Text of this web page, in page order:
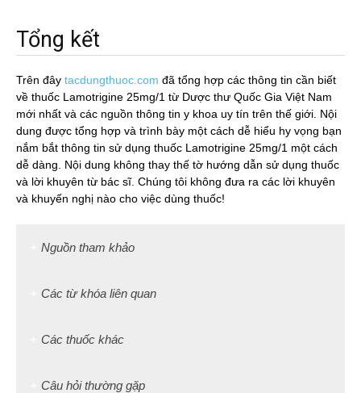
Tổng kết
Trên đây tacdungthuoc.com đã tổng hợp các thông tin cần biết
về thuốc Lamotrigine 25mg/1 từ Dược thư Quốc Gia Việt Nam
mới nhất và các nguồn thông tin y khoa uy tín trên thế giới. Nội
dung được tổng hợp và trình bày một cách dễ hiểu hy vọng bạn
nắm bắt thông tin sử dụng thuốc Lamotrigine 25mg/1 một cách
dễ dàng. Nội dung không thay thế tờ hướng dẫn sử dụng thuốc
và lời khuyên từ bác sĩ. Chúng tôi không đưa ra các lời khuyên
và khuyến nghị nào cho việc dùng thuốc!
Nguồn tham khảo
Các từ khóa liên quan
Các thuốc khác
Câu hỏi thường gặp